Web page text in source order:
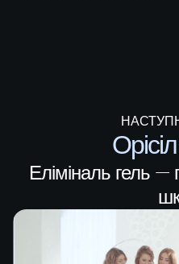
Еліміналь гель —